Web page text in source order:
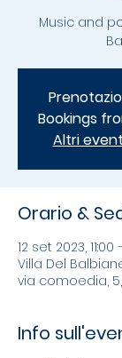
Music and
Bookings
Altri
Orario &
12 set 2023, 11:00
Villa Del
via comoedia, 5,
Info